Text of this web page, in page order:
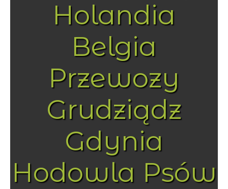
Holandia
Belgia
Przewozy
Grudziądz
Gdynia
Hodowla Psów